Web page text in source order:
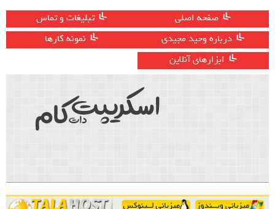
صفحه اصلی
تبلیغات و تماس
درباره وحید مجیدی
نمونه کارها
ابزارهای آنلاین